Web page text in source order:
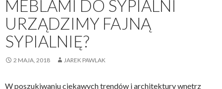
MEBLAMI DO SYPIALNI
URZĄDZIMY FAJNĄ
SYPIALNIĘ?
2 MAJA, 2018 JAREK PAWLAK
W poszukiwaniu ciekawych trendów i architektury wnętrz